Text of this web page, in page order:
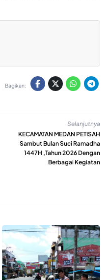
Bagikan:
Selanjutnya
KECAMATAN MEDAN PETISAH
Sambut Bulan Suci Ramadha
1447H ,Tahun 2026 Dengan
Berbagai Kegiatan